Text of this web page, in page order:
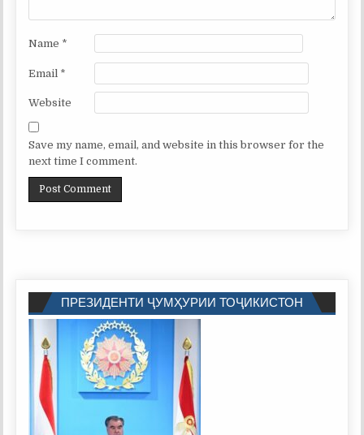
Name *
Email *
Website
Save my name, email, and website in this browser for the
next time I comment.
ПРЕЗИДЕНТИ ҶУМҲУРИИ ТОҶИКИСТОН